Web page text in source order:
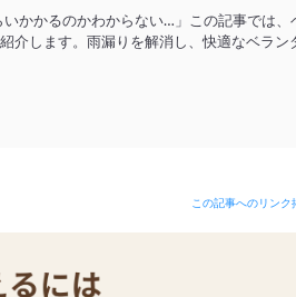
かかるのかわからない…」この記事では
します。雨漏りを解消し、快適なベラン
この記事へのリンク